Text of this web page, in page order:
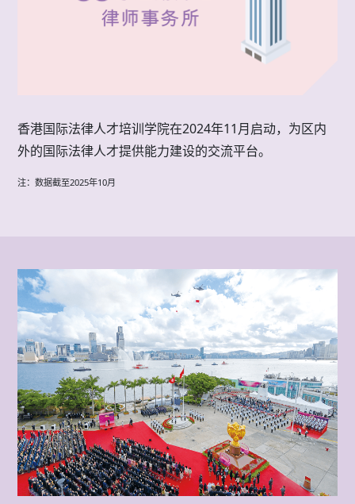
香港国际法律人才培训学院在2024年11月启动，为区内
外的国际法律人才提供能力建设的交流平台。
注：数据截至2025年10月